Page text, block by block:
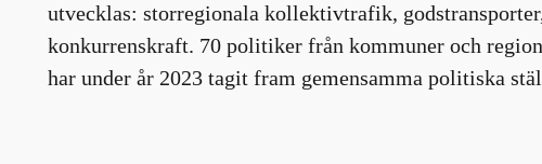
utvecklas: storregionala kollektivtrafik,
konkurrenskraft. 70 politiker från kommuner och
har under år 2023 tagit fram gemensamma politiska